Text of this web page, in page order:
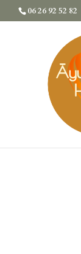
06 26 92 52 82